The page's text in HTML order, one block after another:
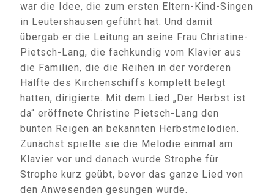
war die Idee, die zum ersten Eltern-Kind-Singen
in Leutershausen geführt hat. Und damit
übergab er die Leitung an seine Frau Christine-
Pietsch-Lang, die fachkundig vom Klavier aus
die Familien, die die Reihen in der vorderen
Hälfte des Kirchenschiffs komplett belegt
hatten, dirigierte. Mit dem Lied „Der Herbst ist
da“ eröffnete Christine Pietsch-Lang den
bunten Reigen an bekannten Herbstmelodien.
Zunächst spielte sie die Melodie einmal am
Klavier vor und danach wurde Strophe für
Strophe kurz geübt, bevor das ganze Lied von
den Anwesenden gesungen wurde.